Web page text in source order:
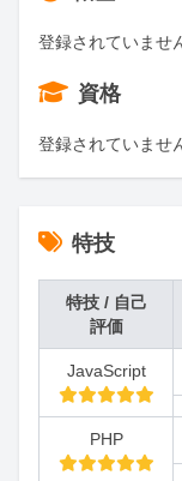
登録されていませ
資格
登録されていませ
特技
特技 / 自己
評価
JavaScript
PHP